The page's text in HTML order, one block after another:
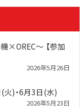
×OREC～ 【参加
2026年5月26日
火)・6月3日(水)
2026年5月23日